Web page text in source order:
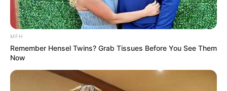
MFH
Remember Hensel Twins? Grab Tissues Before You See Them
Now